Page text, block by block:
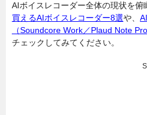
AIボイスレコーダー全体の現状を俯
買えるAIボイスレコーダー8選や、
（Soundcore Work／Plaud Note
チェックしてみてください。